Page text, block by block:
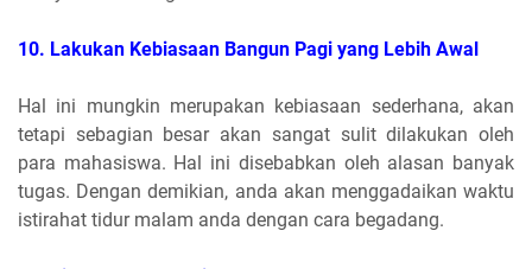
10. Lakukan Kebiasaan Bangun Pagi yang Lebih Awal
Hal ini mungkin merupakan kebiasaan sederhana, akan
tetapi sebagian besar akan sangat sulit dilakukan oleh
para mahasiswa. Hal ini disebabkan oleh alasan banyak
tugas. Dengan demikian, anda akan menggadaikan waktu
istirahat tidur malam anda dengan cara begadang.